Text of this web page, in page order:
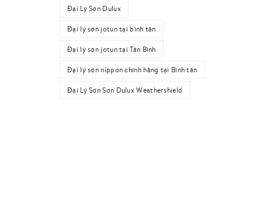
Đại Lý Sơn Dulux
Đại lý sơn jotun tại bình tân
Đại lý sơn jotun tại Tân Bình
Đại lý sơn nippon chính hãng tại Bình tân
Đại Lý Sơn Sơn Dulux Weathershield